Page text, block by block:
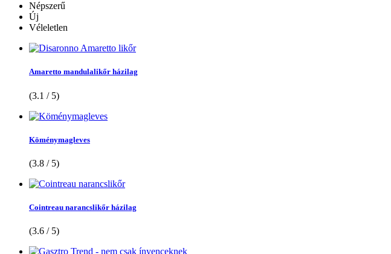
Népszerű
Új
Véleletlen
Amaretto mandulalikőr házilag
(3.1 / 5)
Köménymagleves
(3.8 / 5)
Cointreau narancslikőr házilag
(3.6 / 5)